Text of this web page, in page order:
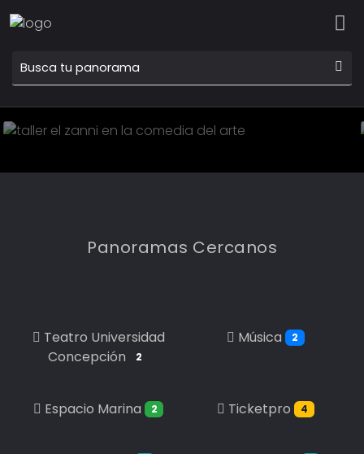
01 SEP
Panoramas Cercanos
Teatro Universidad
Concepción
2
Música 2
Espacio Marina 2 Ticketpro 4